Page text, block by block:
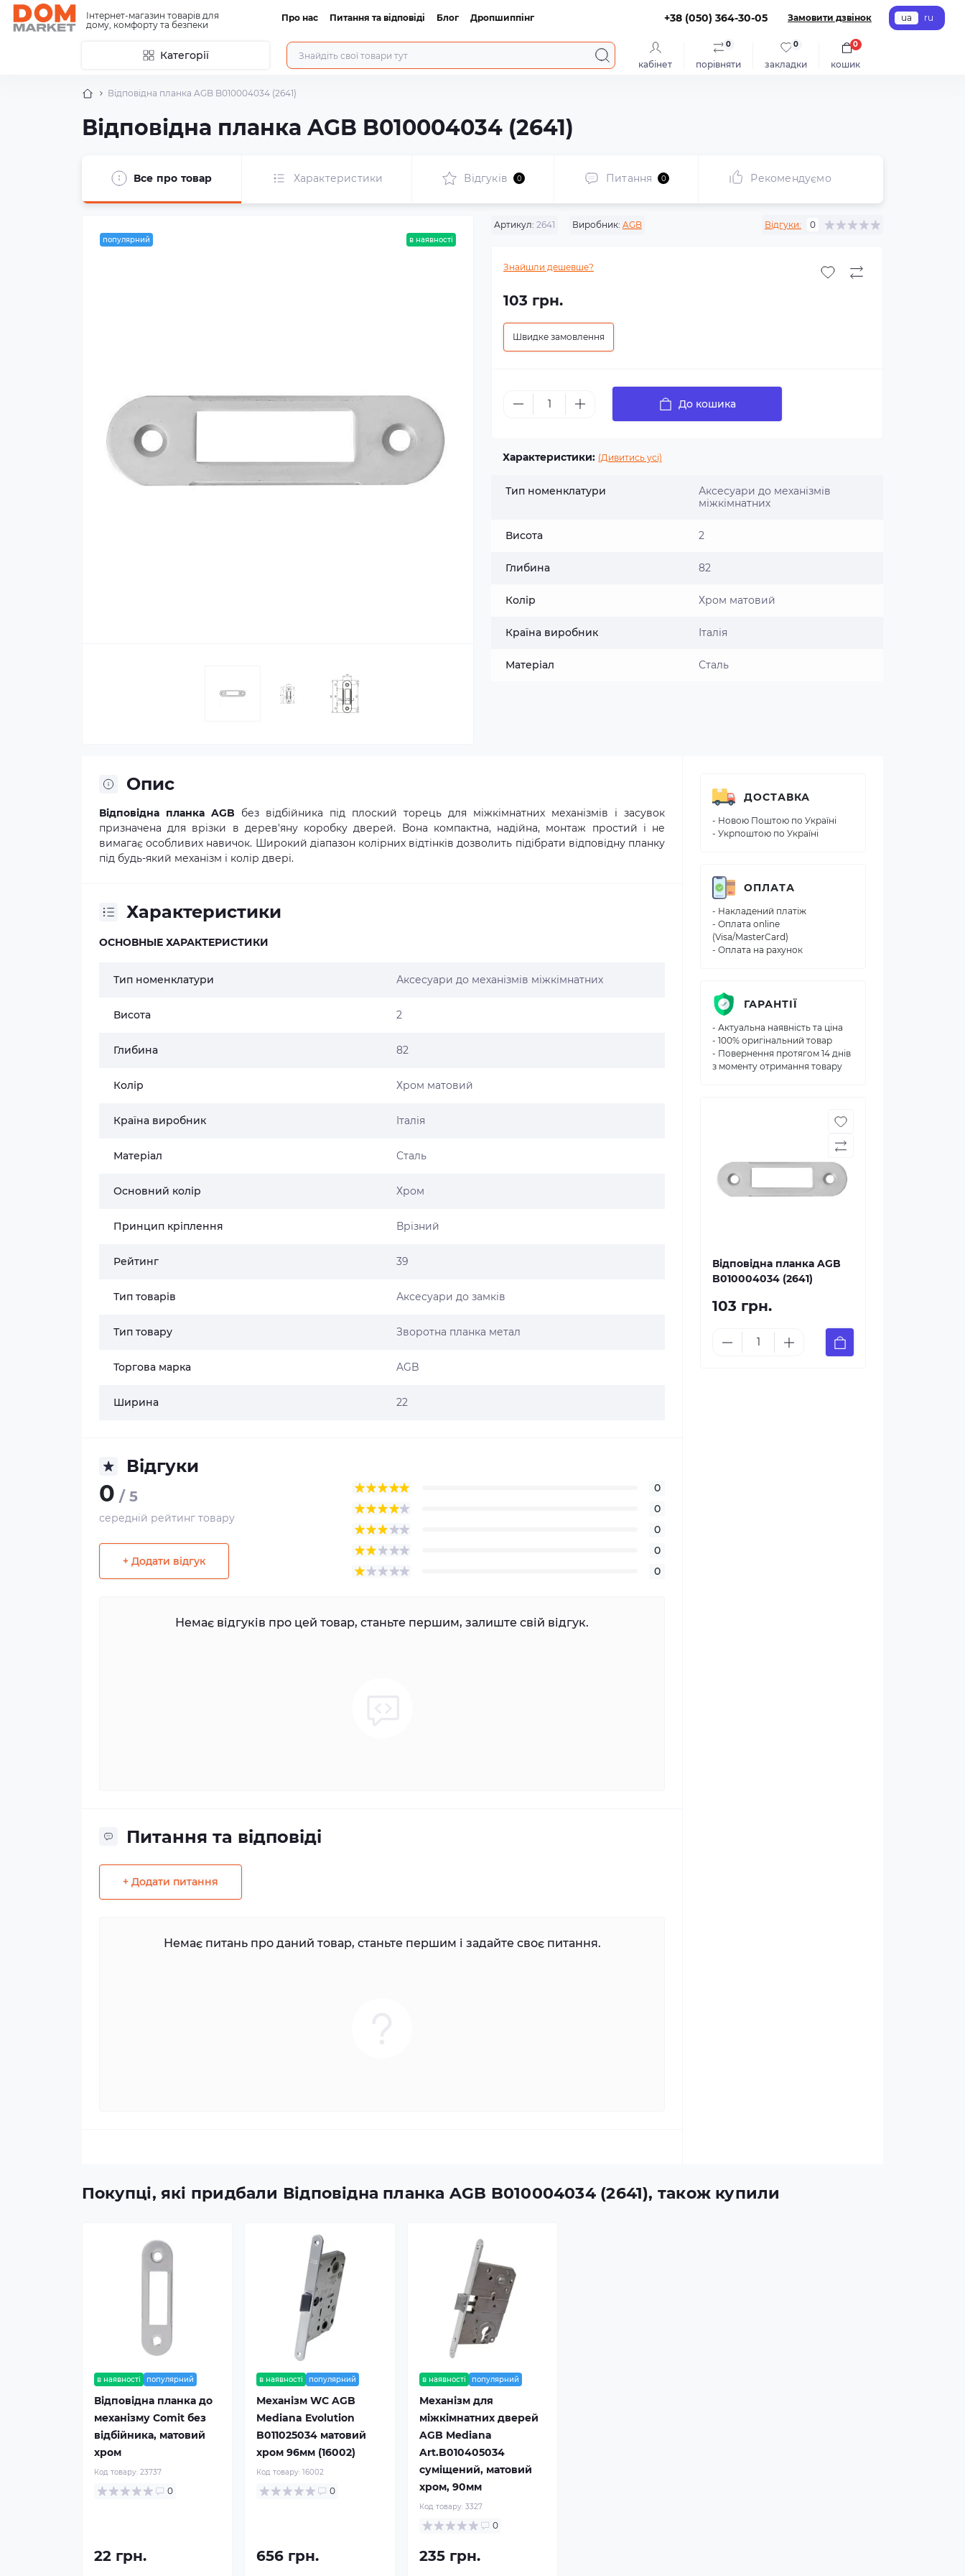
Інтернет-магазин товарів для
дому, комфорту та безпеки
Про нас Питання та відповіді Блог Дропшиппінг +38 (050) 364-30-05 Замовити дзвінок ua ru
Категорії
кабінет порівняти
0
закладки
0
кошик
0
Відповідна планка AGB B010004034 (2641)
Відповідна планка AGB B010004034 (2641)
Все про товар Характеристики Відгуків 0 Питання 0 Рекомендуємо
популярний в наявності
Артикул: 2641 Виробник: AGB Відгуки: 0
Знайшли дешевше?
103 грн.
Швидке замовлення
До кошика
Характеристики: (Дивитись усі)
Тип номенклатури
Аксесуари до механізмів
міжкімнатних
Висота 2
Глибина 82
Колір Хром матовий
Країна виробник Італія
Матеріал Сталь
Опис
Відповідна планка AGB без відбійника під плоский торець для міжкімнатних механізмів і засувок
призначена для врізки в дерев'яну коробку дверей. Вона компактна, надійна, монтаж простий і не
вимагає особливих навичок. Широкий діапазон колірних відтінків дозволить підібрати відповідну планку
під будь-який механізм і колір двері.
Характеристики
ОСНОВНЫЕ ХАРАКТЕРИСТИКИ
Тип номенклатури Аксесуари до механізмів міжкімнатних
Висота 2
Глибина 82
Колір Хром матовий
Країна виробник Італія
Матеріал Сталь
Основний колір Хром
Принцип кріплення Врізний
Рейтинг 39
Тип товарів Аксесуари до замків
Тип товару Зворотна планка метал
Торгова марка AGB
Ширина 22
Відгуки
0 / 5
середній рейтинг товару
+ Додати відгук
0
0
0
0
0
Немає відгуків про цей товар, станьте першим, залиште свій відгук.
Питання та відповіді
+ Додати питання
Немає питань про даний товар, станьте першим і задайте своє питання.
ДОСТАВКА
- Новою Поштою по Україні
- Укрпоштою по Україні
ОПЛАТА
- Накладений платіж
- Оплата online
(Visa/MasterCard)
- Оплата на рахунок
ГАРАНТІЇ
- Актуальна наявність та ціна
- 100% оригінальний товар
- Повернення протягом 14 днів
з моменту отримання товару
Відповідна планка AGB
B010004034 (2641)
103 грн.
Покупці, які придбали Відповідна планка AGB B010004034 (2641), також купили
в наявності популярний
Відповідна планка до
механізму Comit без
відбійника, матовий
хром
Код товару: 23737
0
22 грн.
в наявності популярний
Механізм WC AGB
Mediana Evolution
B011025034 матовий
хром 96мм (16002)
Код товару:16002
0
656 грн.
в наявності популярний
Механізм для
міжкімнатних дверей
AGB Mediana
Art.B010405034
суміщений, матовий
хром, 90мм
Код товару: 3327
0
235 грн.